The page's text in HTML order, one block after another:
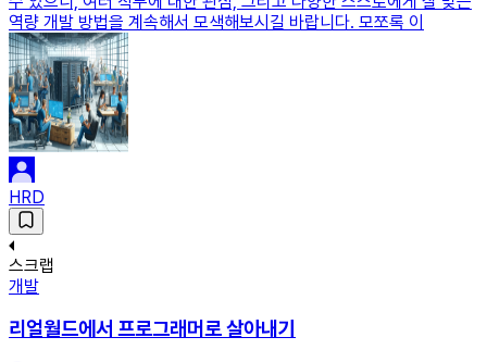
역량 개발 방법을 계속해서 모색해보시길 바랍니다. 모쪼록 이
HRD
스크랩
개발
리얼월드에서 프로그래머로 살아내기